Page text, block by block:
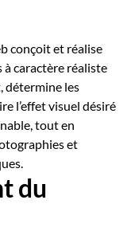
conçoit et réalise
caractère réaliste
détermine les
l’effet visuel désiré
tout en
et
du